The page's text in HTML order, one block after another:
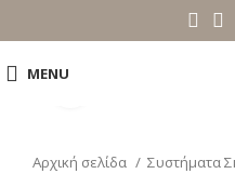
MENU
Αρχική σελίδα
Συστήματα